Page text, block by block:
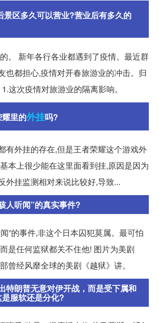
景区多久可以营业?营业后有多久的
。 新年各行各业都遇到了疫情。最近群
也都担心,疫情对开春旅游业的冲击。归
这次疫情对旅游业的隔离影响。
里的外挂吗?
有外挂的存在,但是王者荣耀这个游戏外
本上很少能在这里面看到挂,原因是因为
外挂监测相对来说比较好,导致...
人听闻”的真实事件?
”的事件,非这个日本囚犯莫属。最可怕
是任何监狱都关不住他! 图片为美剧
曾经风靡全球的美剧《越狱》讲。
特朗普无意对伊开战，而是受下属和
服软还是分化?